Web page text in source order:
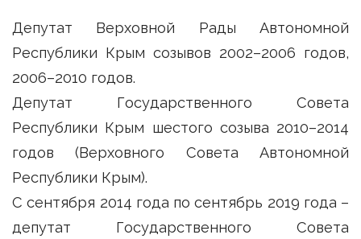
Депутат Верховной Рады Автономной
Республики Крым созывов 2002–2006 годов,
2006–2010 годов.
Депутат Государственного Совета
Республики Крым шестого созыва 2010–2014
годов (Верховного Совета Автономной
Республики Крым).
С сентября 2014 года по сентябрь 2019 года –
депутат Государственного Совета